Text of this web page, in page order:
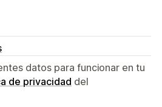
datos para funcionar en tu
de privacidad del